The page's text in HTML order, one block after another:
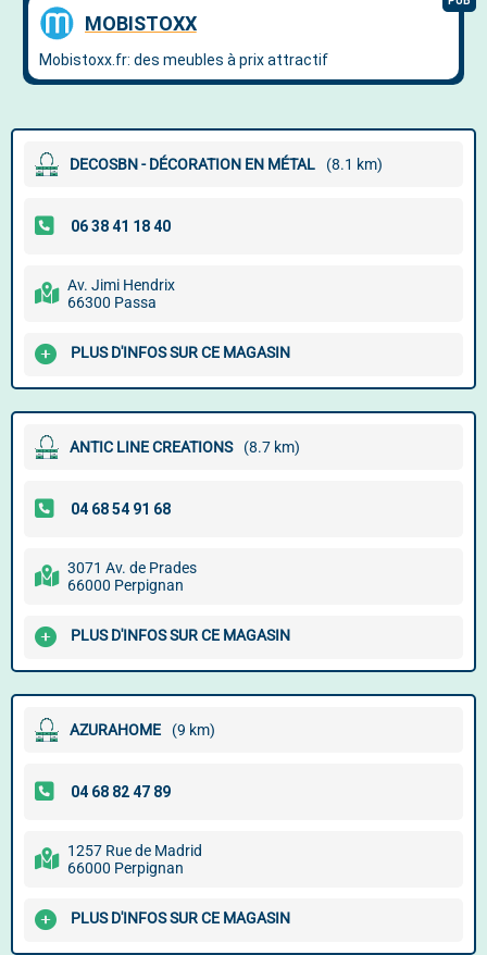
DECOSBN - DÉCORATION EN MÉTAL (8.1 km)
Av. Jimi Hendrix
66300 Passa
PLUS D'INFOS SUR CE MAGASIN
ANTIC LINE CREATIONS (8.7 km)
3071 Av. de Prades
66000 Perpignan
PLUS D'INFOS SUR CE MAGASIN
AZURAHOME (9 km)
1257 Rue de Madrid
66000 Perpignan
PLUS D'INFOS SUR CE MAGASIN